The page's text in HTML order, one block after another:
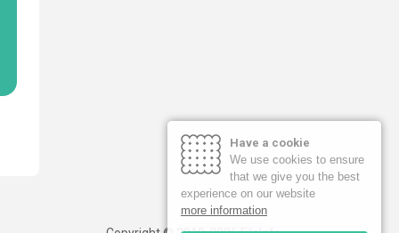
Have a cookie
We use cookies to ensure
that we give you the best
experience on our website
more information